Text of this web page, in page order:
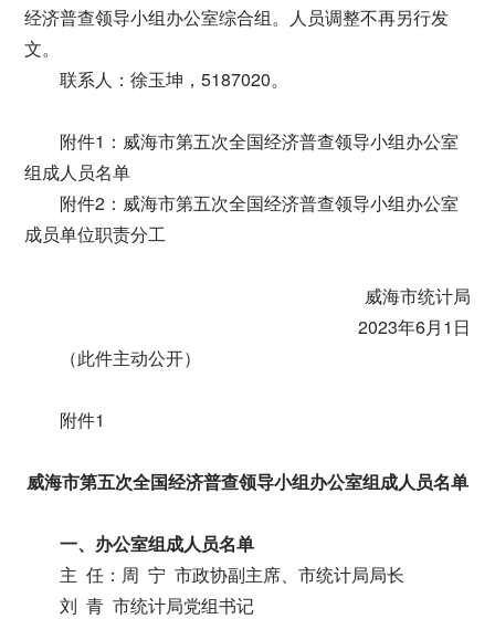
经济普查领导小组办公室综合组。人员调整不再另行发
文。
联系人：徐玉坤，5187020。
附件1：威海市第五次全国经济普查领导小组办公室
组成人员名单
附件2：威海市第五次全国经济普查领导小组办公室
成员单位职责分工
威海市统计局
2023年6月1日
（此件主动公开）
附件1
威海市第五次全国经济普查领导小组办公室组成人员名单
一、办公室组成人员名单
主 任：周 宁 市政协副主席、市统计局局长
刘 青 市统计局党组书记